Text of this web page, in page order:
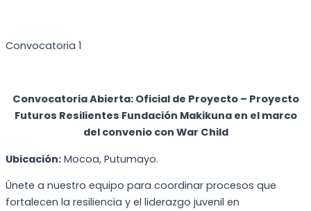
Convocatoria 1
Convocatoria Abierta: Oficial de Proyecto – Proyecto
Futuros Resilientes Fundación Makikuna en el marco
del convenio con War Child
Ubicación: Mocoa, Putumayo.
Únete a nuestro equipo para coordinar procesos que
fortalecen la resiliencia y el liderazgo juvenil en